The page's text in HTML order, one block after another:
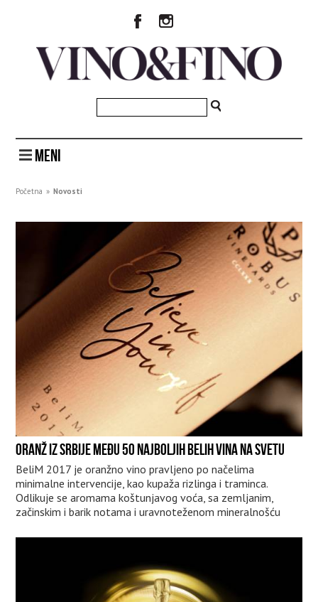
MENI
Početna » Novosti
ORANŽ IZ SRBIJE MEĐU 50 NAJBOLJIH BELIH VINA NA SVETU
BeliM 2017 je oranžno vino pravljeno po načelima
minimalne intervencije, kao kupaža rizlinga i traminca.
Odlikuje se aromama koštunjavog voća, sa zemljanim,
začinskim i barik notama i uravnoteženom mineralnošću